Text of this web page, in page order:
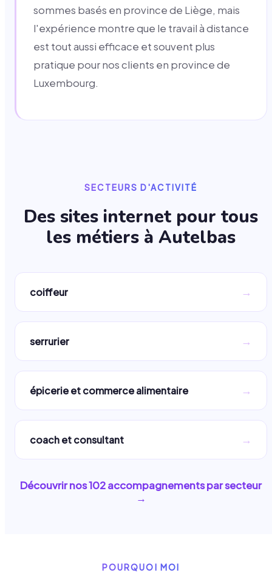
sommes basés en province de Liège, mais
l'expérience montre que le travail à distance
est tout aussi efficace et souvent plus
pratique pour nos clients en province de
Luxembourg.
SECTEURS D'ACTIVITÉ
Des sites internet pour tous
les métiers à Autelbas
coiffeur →
serrurier →
épicerie et commerce alimentaire →
coach et consultant →
Découvrir nos102accompagnements par secteur
→
POURQUOI MOI